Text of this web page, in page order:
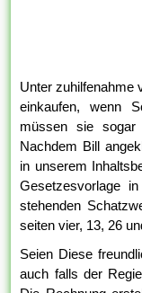
Unter zuhilfenahme
einkaufen, wenn
müssen sie
Nachdem Bill
in unserem
Gesetzesvorlage
stehenden
seiten vier, 13, 26
Seien Diese
auch falls der